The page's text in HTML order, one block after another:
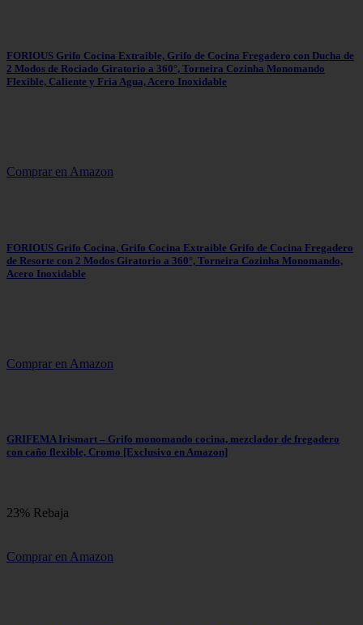
FORIOUS Grifo Cocina Extraible, Grifo de Cocina Fregadero con Ducha de
2 Modos de Rociado Giratorio a 360°, Torneira Cozinha Monomando
Flexible, Caliente y Fria Agua, Acero Inoxidable
Comprar en Amazon
FORIOUS Grifo Cocina, Grifo Cocina Extraible Grifo de Cocina Fregadero
de Resorte con 2 Modos Giratorio a 360°, Torneira Cozinha Monomando,
Acero Inoxidable
Comprar en Amazon
GRIFEMA Irismart – Grifo monomando cocina, mezclador de fregadero
con caño flexible, Cromo [Exclusivo en Amazon]
23% Rebaja
Comprar en Amazon